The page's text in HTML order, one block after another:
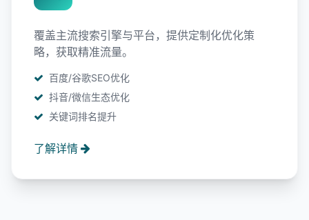
覆盖主流搜索引擎与平台，提供定制化优化策
略，获取精准流量。
百度/谷歌SEO优化
抖音/微信生态优化
关键词排名提升
了解详情